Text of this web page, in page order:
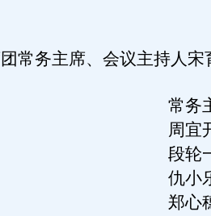
务主席、会议主持人宋
常务
周宜
段轮
仇小
郑心